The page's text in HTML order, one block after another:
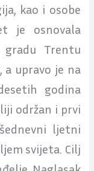
kao i osobe
je osnovala
gradu Trentu
upravo je na
godina
održan i prvi
ljetni
svijeta. Cilj